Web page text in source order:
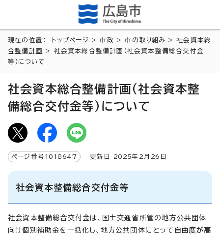
現在の位置： トップページ >市政 >市の取り組み >社会資本総
合整備計画
> 社会資本総合整備計画（社会資本整備総合交付金
等）について
社会資本総合整備計画（社会資本整
備総合交付金等）について
ページ番号 1018647 更新日 2025年2月 26 日
社会資本整備総合交付金等
社会資本整備総合交付金は、国土交通省所管の地方公共団体
向け個別補助金を一括化し、地方公共団体にとって 自由度が高